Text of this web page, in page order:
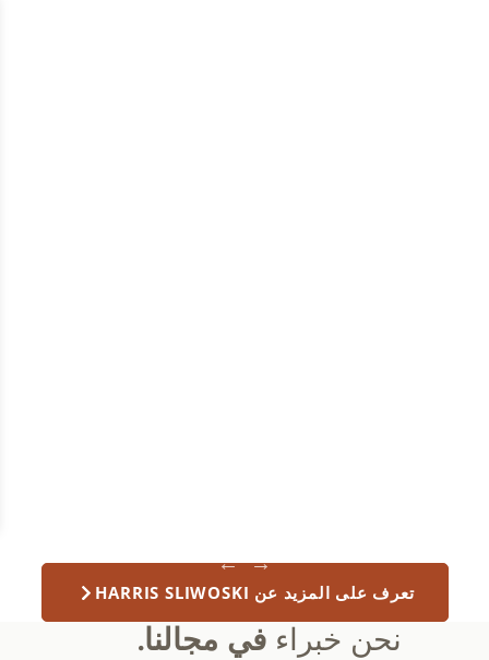
تعرف على المزيد عن HARRIS SLIWOSKI
نحن خبراءفي مجالنا.